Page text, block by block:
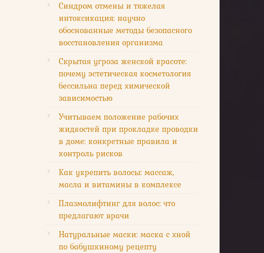
Синдром отмены и тяжелая
интоксикация: научно
обоснованные методы безопасного
восстановления организма
Скрытая угроза женской красоте:
почему эстетическая косметология
бессильна перед химической
зависимостью
Учитываем положение рабочих
жидкостей при прокладке проводки
в доме: конкретные правила и
контроль рисков
Как укрепить волосы: массаж,
масла и витамины в комплексе
Плазмолифтинг для волос: что
предлагают врачи
Натуральные маски: маска с хной
по бабушкиному рецепту